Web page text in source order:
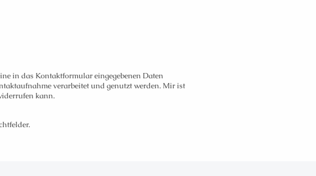
in das Kontaktformular eingegebenen Daten
verarbeitet und genutzt werden. Mir ist
kann.